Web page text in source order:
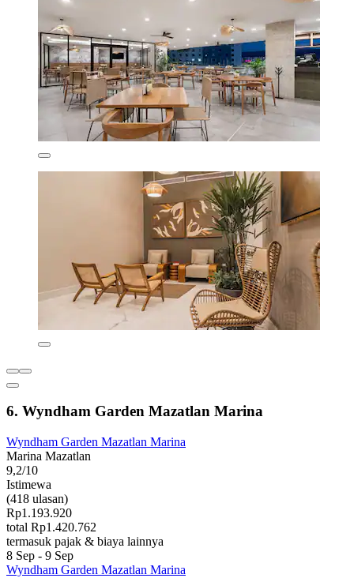
6. Wyndham Garden Mazatlan Marina
Wyndham Garden Mazatlan Marina
Marina Mazatlan
9,2/10
Istimewa
(418 ulasan)
Rp1.193.920
total Rp1.420.762
termasuk pajak & biaya lainnya
8 Sep - 9 Sep
Wyndham Garden Mazatlan Marina